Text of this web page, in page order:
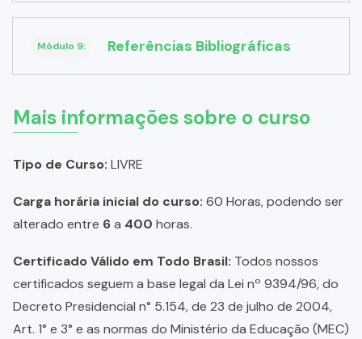
Módulo 9: Referências Bibliográficas
Mais informações sobre o curso
Tipo de Curso: LIVRE
Carga horária inicial do curso: 60 Horas, podendo ser
alterado entre 6a 400 horas.
Certificado Válido em Todo Brasil: Todos nossos
certificados seguem a base legal da Lei nº 9394/96, do
Decreto Presidencial n° 5.154, de 23 de julho de 2004,
Art. 1° e 3° e as normas do Ministério da Educação (MEC)